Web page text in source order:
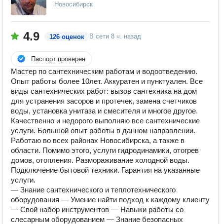
Новосибирск
4.9 126 оценок В сети 8 ч. назад
Паспорт проверен
Мастер по сантехническим работам и водоотведению.
Опыт работы более 10лет. Аккуратен и пунктуален. Все
виды сантехнических работ: вызов сантехника на дом
для устранения засоров и протечек, замена счетчиков
воды, установка унитаза и смесителя и многое другое.
Качественно и недорого выполняю все сантехнические
услуги. Большой опыт работы в данном направлении.
Работаю во всех районах Новосибирска, а также в
области. Помимо этого, услуги гидродинамики, отогрев
домов, отопления. Размораживание холодной воды.
Подключение бытовой техники. Гарантия на указанные
услуги.
— Знание сантехнического и теплотехнического
оборудования — Умение найти подход к каждому клиенту
— Свой набор инструментов — Навыки работы со
слесарным оборудованием — Знание безопасных